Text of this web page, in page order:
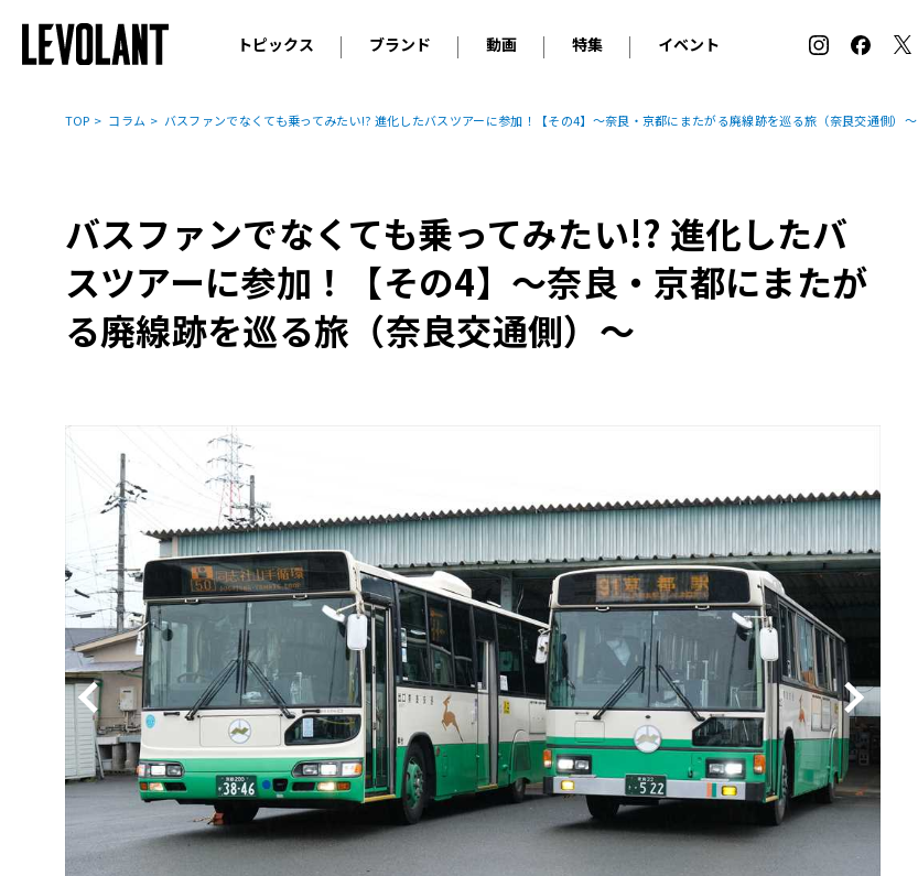
トピックス
ニュース
コラム
ブランド
輸入車 アウディ BMW
アルピナ
プジョー
ルノー
アバルト
アルファ・ロメオ
フェラーリ
ランボルギーニ
マセラティ
アストン・マーティン
ベントレー
ケータハム
BYD
その他
国産車 レクサス トヨタ
日産
ホンダ
スバル
マツダ
三菱
ダイハツ
スズキ
光岡
その他
動画
オリジナル動画
特集
2026 サマータイヤ＆ホイール バイヤーズガイド
ホイールカタログ
タイヤ特集
イベント
ル・ボラン カーズ・ミート2026横浜
EV:LIFE KOBE 2025
ル・ボラン カーズ・ミート2025横浜
TOP コラム バスファンでなくても乗ってみたい!? 進化したバスツアーに参加！【その4】～奈良・京都にまたがる廃線跡を巡る旅（奈良交通側）～
バスファンでなくても乗ってみたい!? 進化したバ
スツアーに参加！【その4】～奈良・京都にまたが
る廃線跡を巡る旅（奈良交通側）～